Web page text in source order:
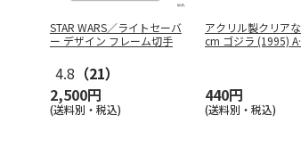
STAR WARS／ライトセーバ
ー デザイン フレーム切手
4.8 （21）
2,500円
(送料別・税込)
アクリル製クリア
cm ゴジラ (1995) A
440円
(送料別・税込)